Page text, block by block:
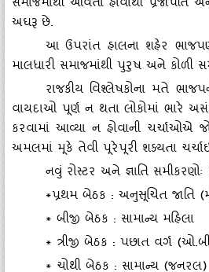
સમાજમાંથી આવતા હોવાથી પ્રજાપતિ
અઘરૂ છે.
આ ઉપરાંત હાલના શહેર
માલધારી સમાજમાંથી પુરુષ અને કોળી
રાજકીય વિશ્‍લેષકોના મતે
વાયદાઓ પૂર્ણ ન થતા લોકોમાં ભારે
કરવામાં આવ્‍યા ન હોવાની ચર્ચાઓએ
અમલમાં મૂકે તેવી પૂરેપૂરી શક્‍યતા
નવું રોસ્‍ટર અને જ્ઞાતિ
*પ્રથમ બેઠક : અનુસૂચિત જાતિ
* બીજી બેઠક : સામાન્‍ય મહિલા
* ત્રીજી બેઠક : પછાત વર્ગ
* ચોથી બેઠક : સામાન્‍ય (જનરલ)